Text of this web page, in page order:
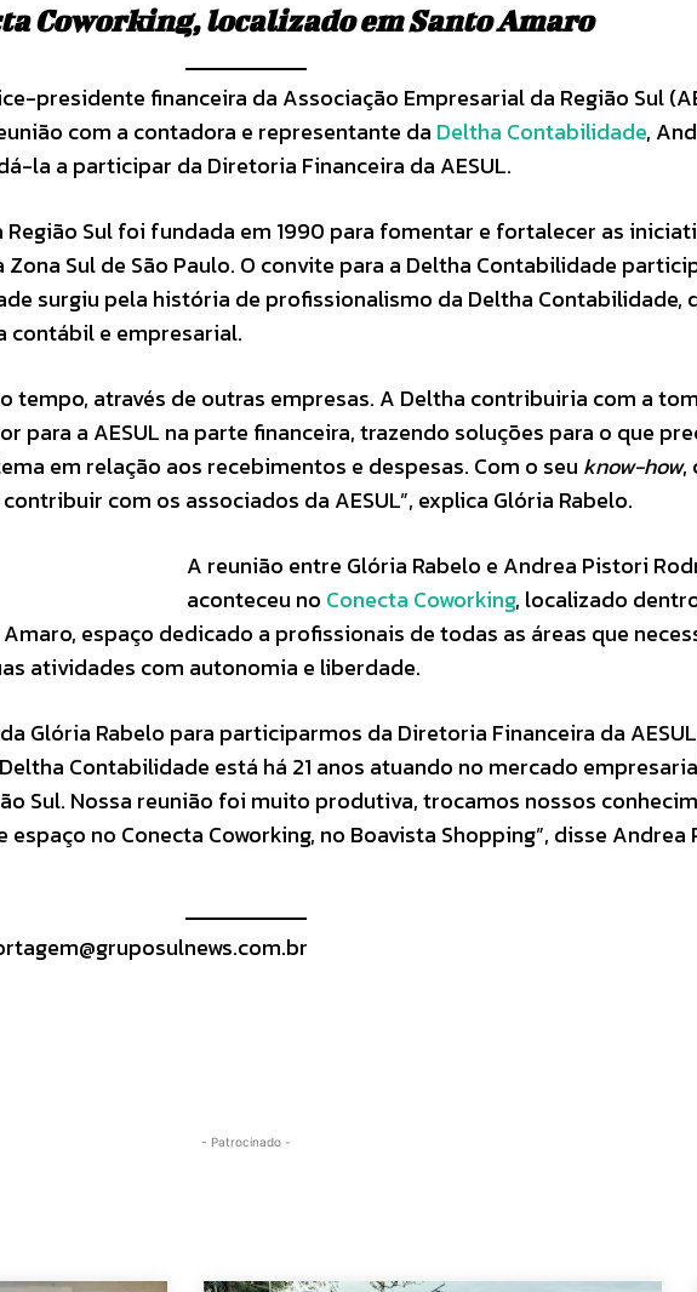
Coworking, localizado em Santo Amaro
presidente financeira da Associação Empresarial da Região Sul
com a contadora e representante da Deltha Contabilidade,
la a participar da Diretoria Financeira da AESUL.
Sul foi fundada em 1990 para fomentar e fortalecer as
Sul de São Paulo. O convite para a Deltha Contabilidade
surgiu pela história de profissionalismo da Deltha Contabilidade,
contábil e empresarial.
tempo, através de outras empresas. A Deltha contribuiria com a
para a AESUL na parte financeira, trazendo soluções para o que
em relação aos recebimentos e despesas. Com o seu know-how,
com os associados da AESUL”, explica Glória Rabelo.
A reunião entre Glória Rabelo e Andrea Pistori
aconteceu no Conecta Coworking, localizado
espaço dedicado a profissionais de todas as áreas que
atividades com autonomia e liberdade.
Glória Rabelo para participarmos da Diretoria Financeira da
Contabilidade está há 21 anos atuando no mercado
Sul. Nossa reunião foi muito produtiva, trocamos nossos
no Conecta Coworking, no Boavista Shopping”, disse Andrea
- Patrocinado -